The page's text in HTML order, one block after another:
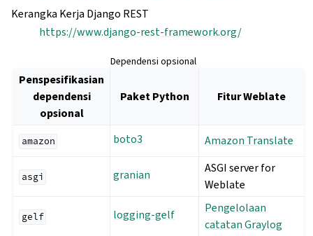
Kerangka Kerja Django REST
https://www.django-rest-framework.org/
Dependensi opsional
Penspesifikasian
dependensi
opsional
Paket Python Fitur Weblate
amazon boto3 Amazon Translate
asgi granian
ASGI server for
Weblate
gelf logging-gelf
Pengelolaan
catatan Graylog